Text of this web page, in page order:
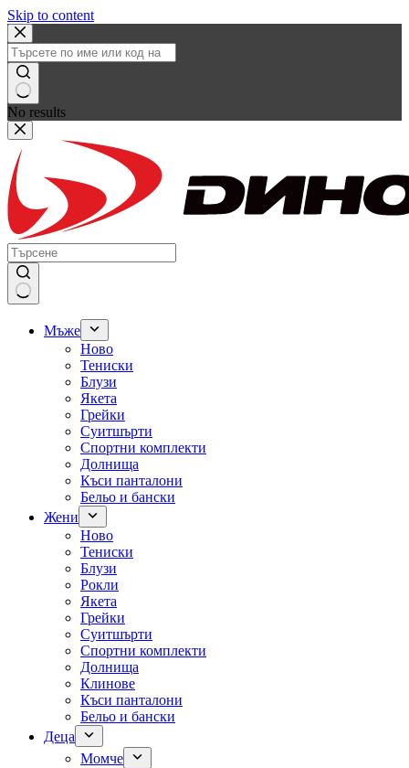
Skip to content
No results
Мъже
Ново
Тениски
Блузи
Якета
Грейки
Суитшърти
Спортни комплекти
Долнища
Къси панталони
Бельо и бански
Жени
Ново
Тениски
Блузи
Рокли
Якета
Грейки
Суитшърти
Спортни комплекти
Долнища
Клинове
Къси панталони
Бельо и бански
Деца
Момче